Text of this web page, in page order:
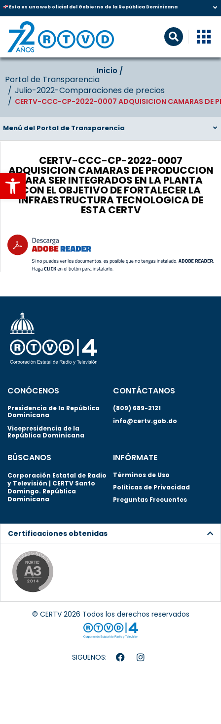
Abrir barra de herramientas
Esta es una web oficial del Gobierno de la República Dominicana
Inicio‎‎ /‎ ‎
Portal de Transparencia
Julio-2022-Comparaciones de precios
CERTV-CCC-CP-2022-0007 ADQUISICION CAMARAS DE
Menú del Portal de Transparencia
CERTV-CCC-CP-2022-0007
ADQUISICION CAMARAS DE PRODUCCION
PARA SER INTEGRADOS EN LA PLANTA
CON EL OBJETIVO DE FORTALECER LA
INFRAESTRUCTURA TECNOLOGICA DE
ESTA CERTV
CONÓCENOS
Presidencia de la República
Dominicana
Vicepresidencia de la
República Dominicana
CONTÁCTANOS
(809) 689-2121
info@certv.gob.do
BÚSCANOS
Corporación Estatal de Radio
y Televisión | CERTV Santo
Domingo. República
Dominicana
INFÓRMATE
Términos de Uso
Políticas de Privacidad
Preguntas Frecuentes
Certificaciones obtenidas
© CERTV 2026 Todos los derechos reservados
SIGUENOS: